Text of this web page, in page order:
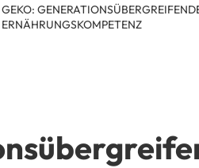
GEKO:
ERNÄHRUNGSKOMPETENZ